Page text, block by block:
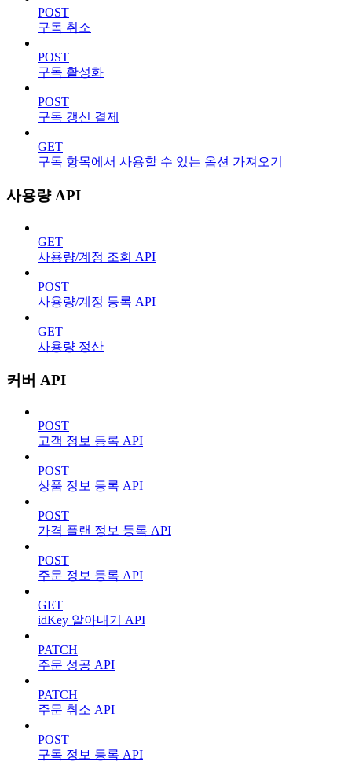
POST
구독 취소
POST
구독 활성화
POST
구독 갱신 결제
GET
구독 항목에서 사용할 수 있는 옵션 가져오기
사용량 API
GET
사용량/계정 조회 API
POST
사용량/계정 등록 API
GET
사용량 정산
커버 API
POST
고객 정보 등록 API
POST
상품 정보 등록 API
POST
가격 플랜 정보 등록 API
POST
주문 정보 등록 API
GET
idKey 알아내기 API
PATCH
주문 성공 API
PATCH
주문 취소 API
POST
구독 정보 등록 API